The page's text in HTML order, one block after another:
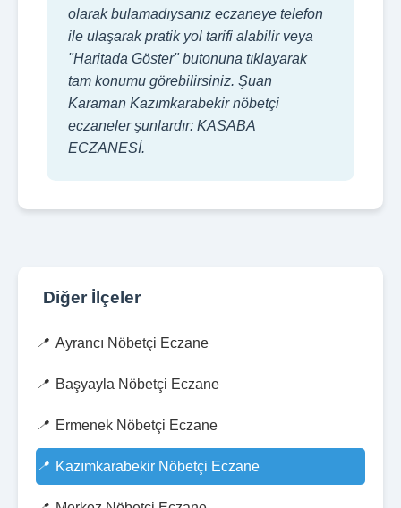
olarak bulamadıysanız eczaneye telefon
ile ulaşarak pratik yol tarifi alabilir veya
"Haritada Göster" butonuna tıklayarak
tam konumu görebilirsiniz. Şuan
Karaman Kazımkarabekir nöbetçi
eczaneler şunlardır: KASABA
ECZANESİ.
Diğer İlçeler
Ayrancı Nöbetçi Eczane
Başyayla Nöbetçi Eczane
Ermenek Nöbetçi Eczane
Kazımkarabekir Nöbetçi Eczane